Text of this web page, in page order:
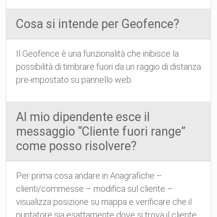
Cosa si intende per Geofence?
Il Geofence è una funzionalità che inibisce la
possibilità di timbrare fuori da un raggio di distanza
pre-impostato su pannello web.
Al mio dipendente esce il
messaggio “Cliente fuori range”
come posso risolvere?
Per prima cosa andare in Anagrafiche –
clienti/commesse – modifica sul cliente –
visualizza posizione su mappa e verificare che il
puntatore sia esattamente dove si trova il cliente.